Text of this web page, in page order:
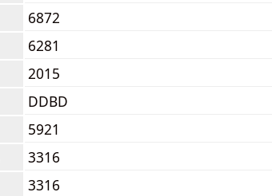
6872
6281
2015
DDBD
5921
3316
3316